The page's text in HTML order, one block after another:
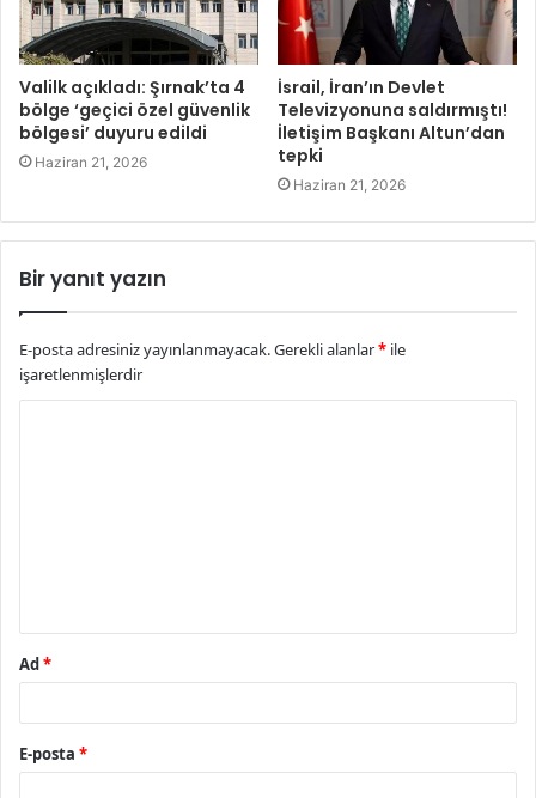
Valilk açıkladı: Şırnak’ta 4
bölge ‘geçici özel güvenlik
bölgesi’ duyuru edildi
Haziran 21, 2026
İsrail, İran’ın Devlet
Televizyonuna saldırmıştı!
İletişim Başkanı Altun’dan
tepki
Haziran 21, 2026
Bir yanıt yazın
E-posta adresiniz yayınlanmayacak.Gerekli alanlar* ile
işaretlenmişlerdir
Ad*
E-posta *